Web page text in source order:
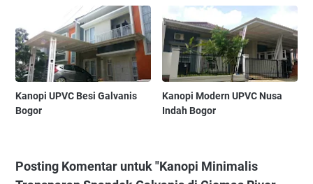
Kanopi UPVC Besi Galvanis
Bogor
Kanopi Modern UPVC Nusa
Indah Bogor
Posting Komentar untuk "Kanopi Minimalis